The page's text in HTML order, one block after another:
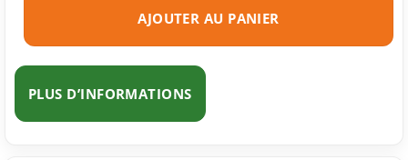
AJOUTER AU PANIER
PLUS D’INFORMATIONS